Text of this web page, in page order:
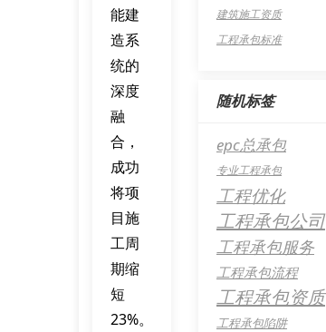
能建
造系
统的
深度
融
合，
成功
将项
目施
工周
期缩
短
23%。
建筑施工资质
工程承包标准
随机标签
epc总承包
专业工程承包
工程优化
工程承包公司
工程承包服务
工程承包流程
工程承包资质
工程承包陷阱